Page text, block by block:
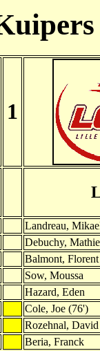
1
Landreau,
Debuchy,
Balmont, Florent
Sow, Moussa
Hazard, Eden
Cole, Joe (76')
Rozehnal, David
Beria, Franck